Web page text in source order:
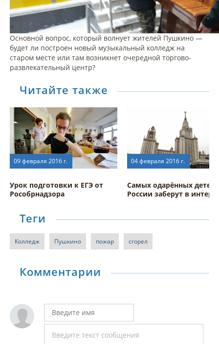
Основной вопрос, который волнует жителей Пушкино —
будет ли построен новый музыкальный колледж на
старом месте или там возникнет очередной торгово-
развлекательный центр?
Читайте также
09 февраля 2016 г.
Урок подготовки к ЕГЭ от
Рособрнадзора
04 февраля 2016 г.
Самых одарённых детей
России заберут в
Теги
Колледж Пушкино пожар сгорел
Комментарии